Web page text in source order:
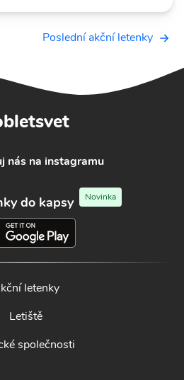
Poslední akční letenky
nás na instagramu
do kapsy Novinka
letenky
Letiště
společnosti